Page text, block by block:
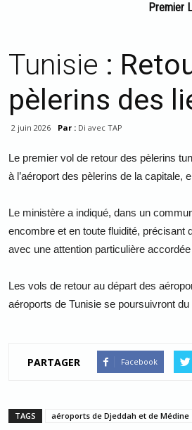
Premier
Tunisie :
pèlerins des
2 juin 2026 Par : Di avec TAP
Le premier vol de retour des pèlerins
à l’aéroport des pèlerins de la capitale,
Le ministère a indiqué, dans un
encombre et en toute fluidité, précisant
avec une attention particulière
Les vols de retour au départ des
aéroports de Tunisie se poursuivront du
PARTAGER Facebook
TAGS aéroports de Djeddah et de Médine